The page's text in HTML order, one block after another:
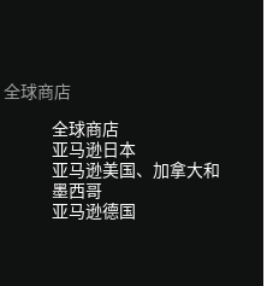
全球商店
全球商店
亚马逊日本
亚马逊美国、加拿大和
墨西哥
亚马逊德国